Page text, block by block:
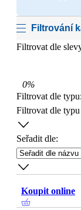
Filtrování
Filtrovat dle
0%
Filtrovat dle typu:
Filtrovat dle typu
Seřadit dle:
Koupit online